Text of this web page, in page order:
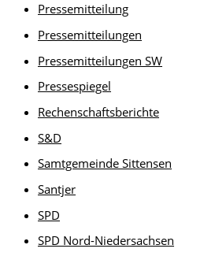
Pressemitteilung
Pressemitteilungen
Pressemitteilungen SW
Pressespiegel
Rechenschaftsberichte
S&D
Samtgemeinde Sittensen
Santjer
SPD
SPD Nord-Niedersachsen